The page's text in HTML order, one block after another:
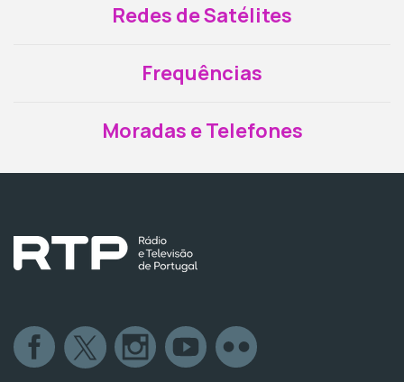
Redes de Satélites
Frequências
Moradas e Telefones